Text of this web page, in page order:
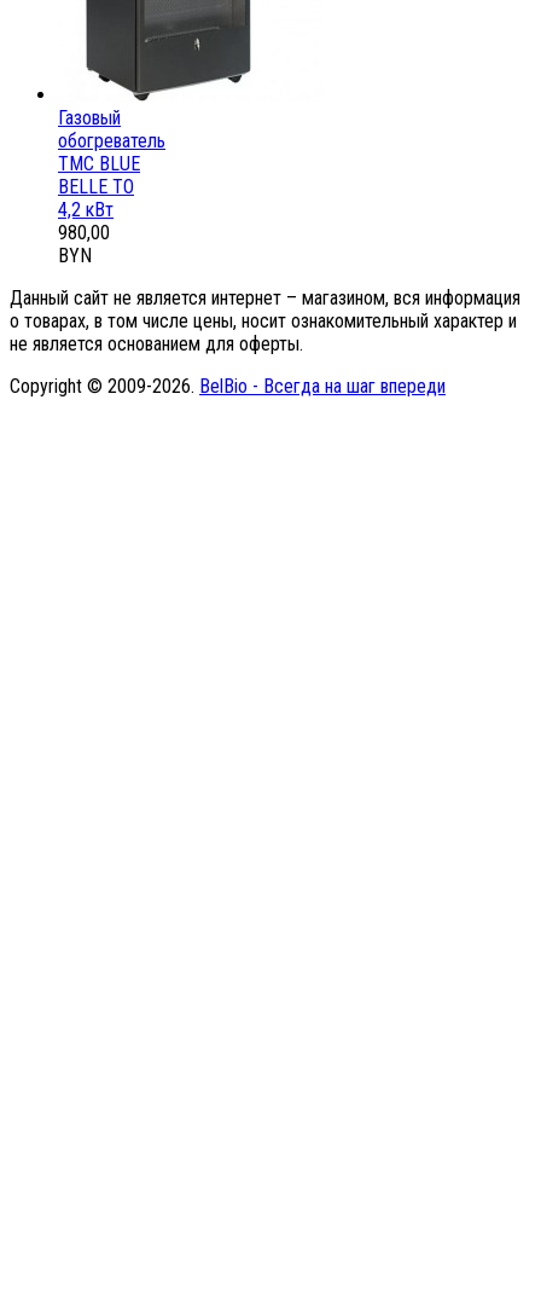
Газовый
обогреватель
ТМС BLUE
BELLE ТО
4,2 кВт
980,00
BYN
Данный сайт не является интернет – магазином, вся информация
о товарах, в том числе цены, носит ознакомительный характер и
не является основанием для оферты.
Copyright © 2009-2026. BelBio - Всегда на шаг впереди